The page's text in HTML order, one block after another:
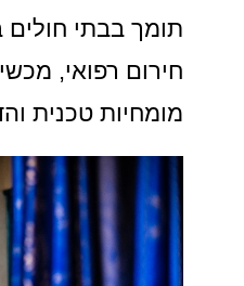
תומך בבתי חולים
חירום רפואי,
מומחיות טכנית